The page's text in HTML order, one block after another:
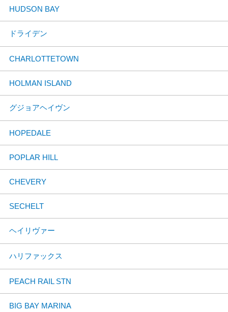
HUDSON BAY
ドライデン
CHARLOTTETOWN
HOLMAN ISLAND
グジョアヘイヴン
HOPEDALE
POPLAR HILL
CHEVERY
SECHELT
ヘイリヴァー
ハリファックス
PEACH RAIL STN
BIG BAY MARINA